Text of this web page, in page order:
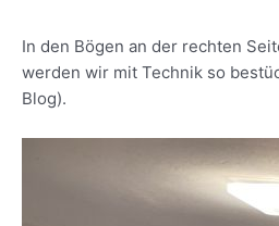
In den Bögen an der rechten
werden wir mit Technik so
Blog).